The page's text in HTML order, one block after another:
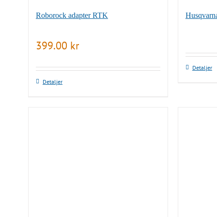
Roborock adapter RTK
399.00 kr
Detaljer
DenDetaljer